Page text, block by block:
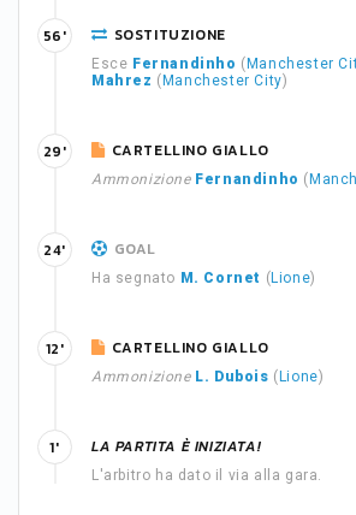
SOSTITUZIONE
Esce Fernandinho ( Manchester
Mahrez ( Manchester City)
56'
CARTELLINO GIALLO
Ammonizione Fernandinho (
29'
GOAL
Ha segnato M. Cornet ( Lione)
24'
CARTELLINO GIALLO
Ammonizione L. Dubois ( Lione)
12'
LA PARTITA È INIZIATA!
L'arbitro ha dato il via alla gara.
1'